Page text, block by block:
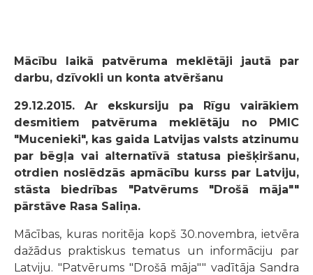
Mācību laikā patvēruma meklētāji jautā par
darbu, dzīvokli un konta atvēršanu
29.12.2015. Ar ekskursiju pa Rīgu vairākiem
desmitiem patvēruma meklētāju no PMIC
"Mucenieki", kas gaida Latvijas valsts atzinumu
par bēgļa vai alternatīvā statusa piešķiršanu,
otrdien noslēdzās apmācību kurss par Latviju,
stāsta biedrības "Patvērums "Drošā māja""
pārstāve Rasa Saliņa.
Mācības, kuras noritēja kopš 30.novembra, ietvēra
dažādus praktiskus tematus un informāciju par
Latviju. "Patvērums "Drošā māja"" vadītāja Sandra